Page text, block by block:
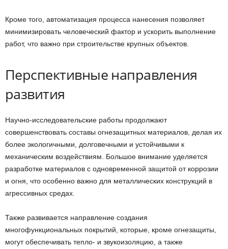
Кроме того, автоматизация процесса нанесения позволяет
минимизировать человеческий фактор и ускорить выполнение
работ, что важно при строительстве крупных объектов.
Перспективные направления
развития
Научно-исследовательские работы продолжают
совершенствовать составы огнезащитных материалов, делая их
более экологичными, долговечными и устойчивыми к
механическим воздействиям. Большое внимание уделяется
разработке материалов с одновременной защитой от коррозии
и огня, что особенно важно для металлических конструкций в
агрессивных средах.
Также развивается направление создания
многофункциональных покрытий, которые, кроме огнезащиты,
могут обеспечивать тепло- и звукоизоляцию, а также